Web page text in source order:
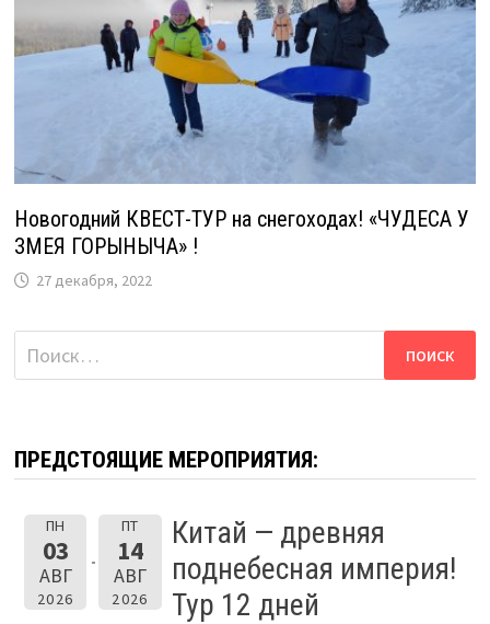
Новогодний КВЕСТ-ТУР на снегоходах! «ЧУДЕСА У
ЗМЕЯ ГОРЫНЫЧА» !
27 декабря, 2022
Найти:
ПРЕДСТОЯЩИЕ МЕРОПРИЯТИЯ:
ПН
03
АВГ
2026
ПТ
14
АВГ
2026
Китай — древняя
поднебесная империя!
Тур 12 дней